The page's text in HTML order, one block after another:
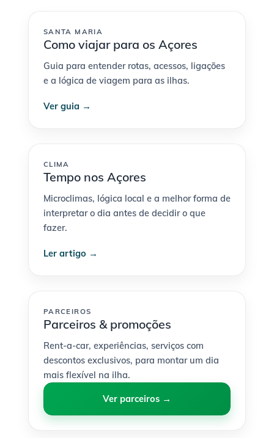
SANTA MARIA
Como viajar para os Açores
Guia para entender rotas, acessos, ligações
e a lógica de viagem para as ilhas.
Ver guia →
CLIMA
Tempo nos Açores
Microclimas, lógica local e a melhor forma de
interpretar o dia antes de decidir o que
fazer.
Ler artigo →
PARCEIROS
Parceiros & promoções
Rent-a-car, experiências, serviços com
descontos exclusivos, para montar um dia
mais flexível na ilha.
Ver parceiros →